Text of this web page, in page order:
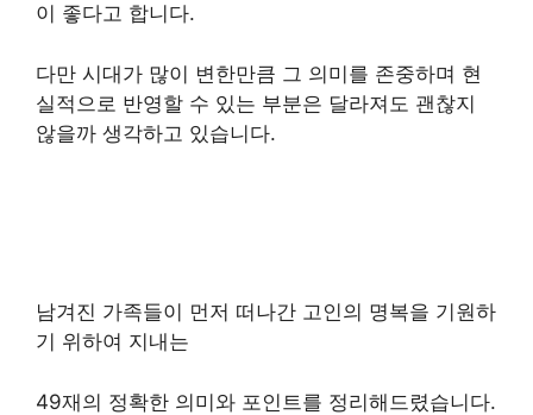
이 좋다고 합니다.
다만 시대가 많이 변한만큼 그 의미를 존중하며 현
실적으로 반영할 수 있는 부분은 달라져도 괜찮지
않을까 생각하고 있습니다.
남겨진 가족들이 먼저 떠나간 고인의 명복을 기원하
기 위하여 지내는
49재의 정확한 의미와 포인트를 정리해드렸습니다.